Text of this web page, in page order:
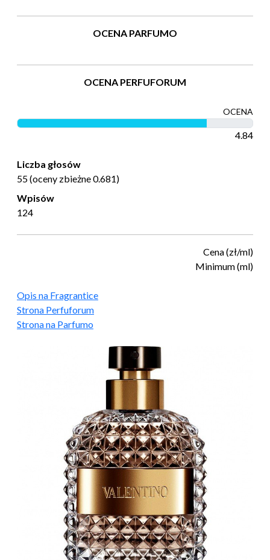
OCENA PARFUMO
OCENA PERFUFORUM
OCENA
4.84
Liczba głosów
55 (oceny zbieżne 0.681)
Wpisów
124
Cena (zł/ml)
Minimum (ml)
Opis na Fragrantice
Strona Perfuforum
Strona na Parfumo